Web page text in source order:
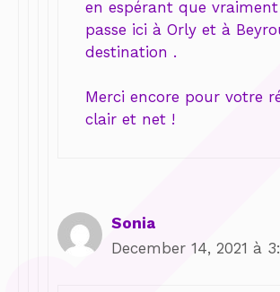
en espérant que
passe ici à Orly et à
destination .
Merci encore pour votre
clair et net !
Sonia
December 14, 2021 à